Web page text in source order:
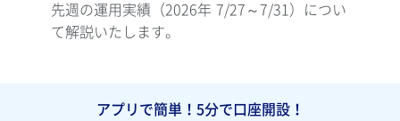
先週の運用実績（2026年 7/27～7/31）につい
て解説いたします。
アプリで簡単！5分で口座開設！